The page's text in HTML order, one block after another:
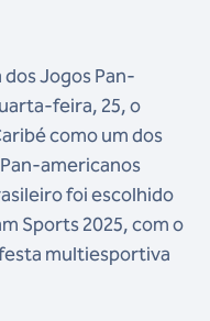
Jogos Pan-
feira, 25, o
como um dos
americanos
foi escolhido
Sports 2025, com o
multiesportiva